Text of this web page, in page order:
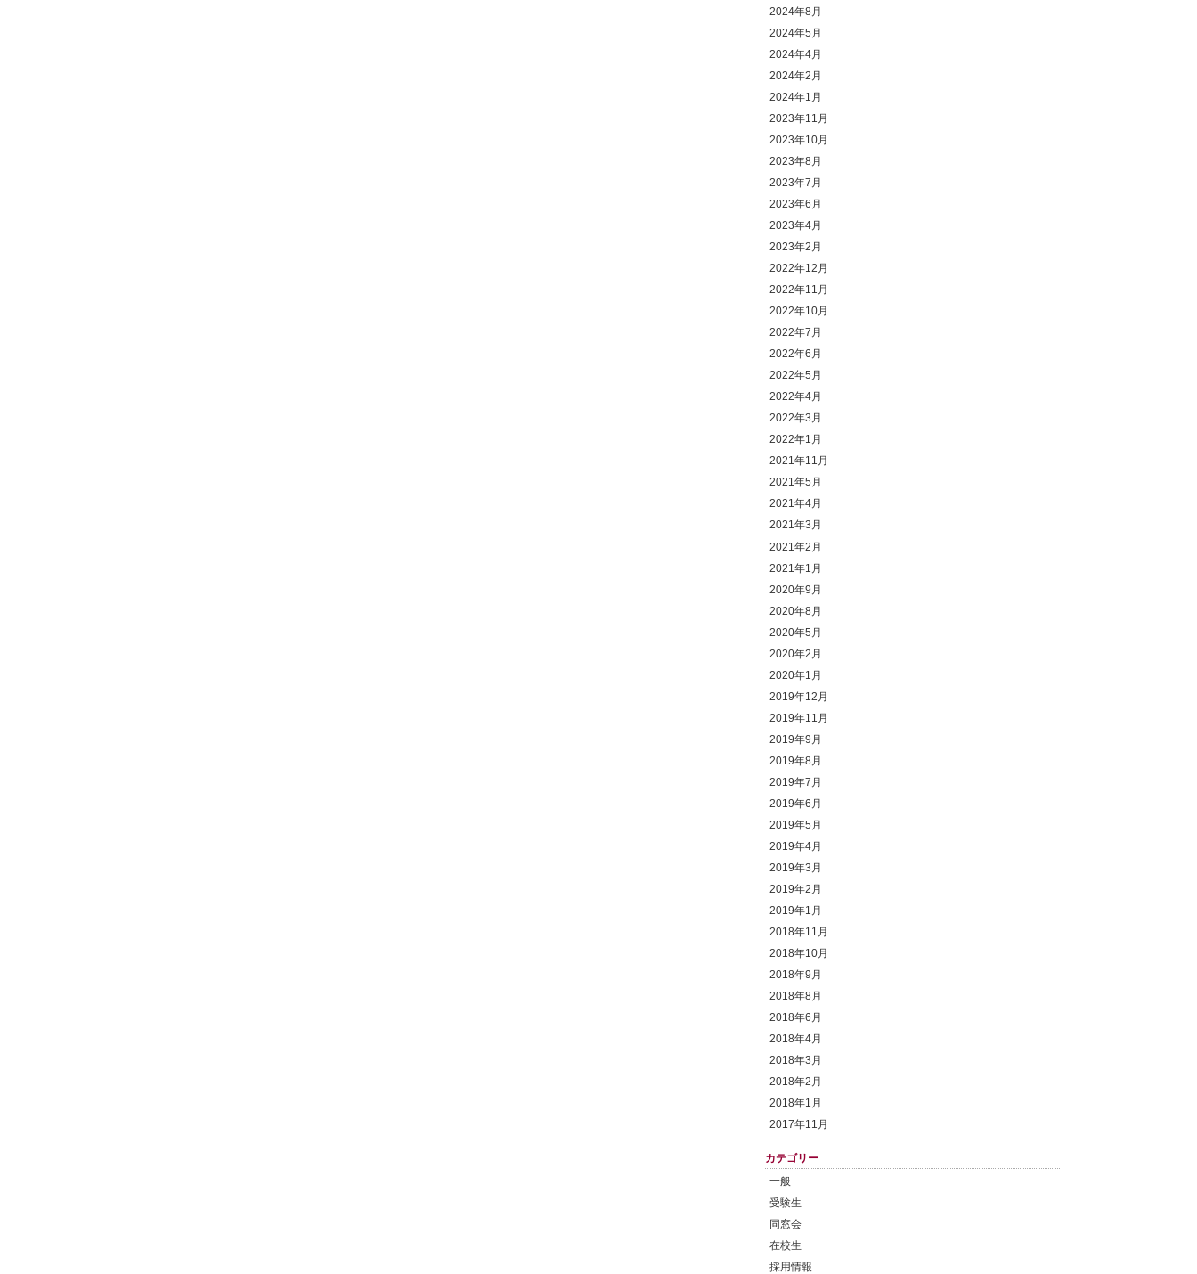
2024年8月
2024年5月
2024年4月
2024年2月
2024年1月
2023年11月
2023年10月
2023年8月
2023年7月
2023年6月
2023年4月
2023年2月
2022年12月
2022年11月
2022年10月
2022年7月
2022年6月
2022年5月
2022年4月
2022年3月
2022年1月
2021年11月
2021年5月
2021年4月
2021年3月
2021年2月
2021年1月
2020年9月
2020年8月
2020年5月
2020年2月
2020年1月
2019年12月
2019年11月
2019年9月
2019年8月
2019年7月
2019年6月
2019年5月
2019年4月
2019年3月
2019年2月
2019年1月
2018年11月
2018年10月
2018年9月
2018年8月
2018年6月
2018年4月
2018年3月
2018年2月
2018年1月
2017年11月
カテゴリー
一般
受験生
同窓会
在校生
採用情報